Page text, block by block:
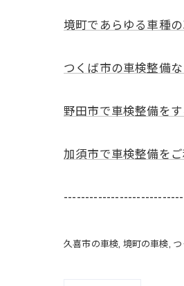
境町であらゆる車種
つくば市の車検整備
野田市で車検整備を
加須市で車検整備を
久喜市の車検 境町の車検